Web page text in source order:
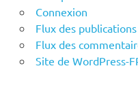
Connexion
Flux des publications
Flux des
Site de WordPress-